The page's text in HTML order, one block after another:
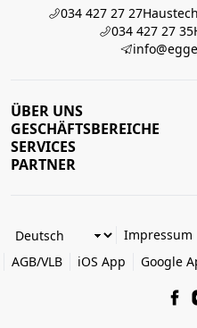
034 427 27 27
034 427 27 35
ÜBER UNS
GESCHÄFTSBEREICHE
SERVICES
PARTNER
Impressum
AGB/VLB
iOS App Google